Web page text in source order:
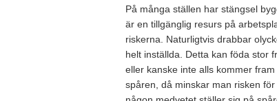
På många ställen har stängsel
är en tillgänglig resurs på
riskerna. Naturligtvis drabbar
helt inställda. Detta kan föda stor
eller kanske inte alls kommer
spåren, då minskar man risken